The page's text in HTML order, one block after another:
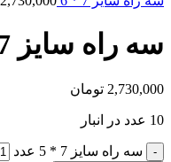
سه راه سایز 7 * 5
2,730,000 تومان
10 عدد در انبار
سه راه سایز 7 * 5 عدد